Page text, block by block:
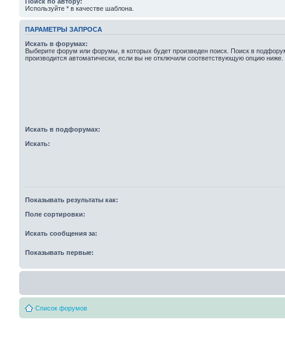
Используйте * в качестве шаблона.
ПАРАМЕТРЫ ЗАПРОСА
Искать в форумах:
Выберите форум или форумы, в которых будет произведен поиск. Поиск в
производится автоматически, если вы не отключили соответствующую опцию ниже.
Искать в подфорумах:
Искать:
Показывать результаты как:
Поле сортировки:
Искать сообщения за:
Показывать первые:
Список форумов